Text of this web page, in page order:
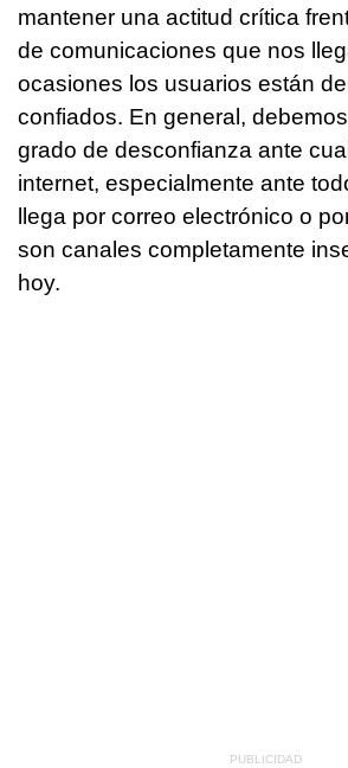
mantener una actitud crítica
de comunicaciones que nos
ocasiones los usuarios están
confiados. En general,
grado de desconfianza ante
internet, especialmente ante
llega por correo electrónico o
son canales completamente
hoy.